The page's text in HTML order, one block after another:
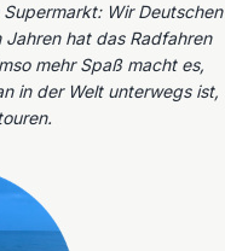
Wir Deutschen
hat das Radfahren
mehr Spaß macht es,
in der Welt unterwegs ist,